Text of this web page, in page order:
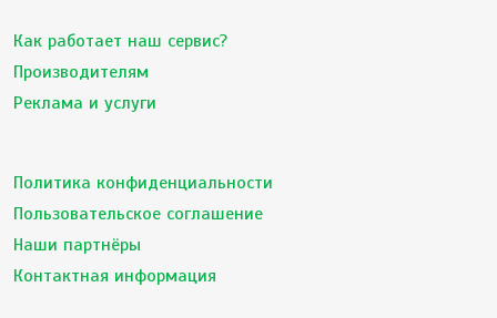
Как работает наш сервис?
Производителям
Реклама и услуги
Политика конфиденциальности
Пользовательское соглашение
Наши партнёры
Контактная информация